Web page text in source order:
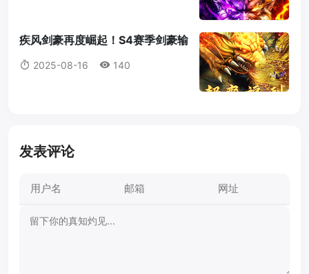
疾风剑豪再度崛起！S4赛季剑豪输
出机制全解析
2025-08-16 140
发表评论